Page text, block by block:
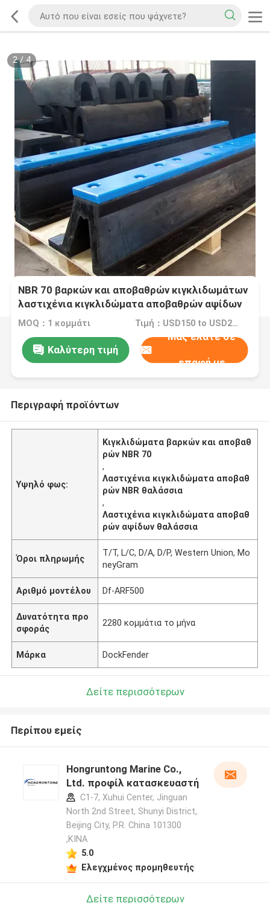
2/4
NBR 70 βαρκών και αποβαθρών κιγκλιδωμάτων
λαστιχένια κιγκλιδώματα αποβαθρών αψίδων
θαλάσσια
MOQ：1 κομμάτι Τιμή：USD150 to USD2500 Per Piece
Καλύτερη τιμή
Μας ελάτε σε
επαφή με
Περιγραφή προϊόντων
Υψηλό φως:
Κιγκλιδώματα βαρκών και αποβαθ
ρών NBR 70
,
Λαστιχένια κιγκλιδώματα αποβαθ
ρών NBR θαλάσσια
,
Λαστιχένια κιγκλιδώματα αποβαθ
ρών αψίδων θαλάσσια
Όροι πληρωμής
T/T, L/C, D/A, D/P, Western Union, Mo
neyGram
Αριθμό μοντέλου Df-ARF500
Δυνατότητα προ
σφοράς
2280 κομμάτια το μήνα
Μάρκα DockFender
Δείτε περισσότερων
Περίπου εμείς
Hongruntong Marine Co.,
Ltd. προφίλ κατασκευαστή
C1-7, Xuhui Center, Jinguan
North 2nd Street, Shunyi District,
Beijing City, P.R. China 101300
,ΚΙΝΑ
5.0
Ελεγχμένος προμηθευτής
Δείτε περισσότερων